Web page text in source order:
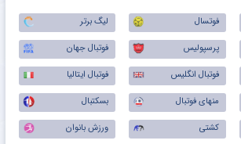
فوتسال
لیگ برتر
پرسپولیس
فوتبال جهان
فوتبال انگلیس
فوتبال ایتالیا
منهای فوتبال
بسکتبال
کشتی
ورزش بانوان